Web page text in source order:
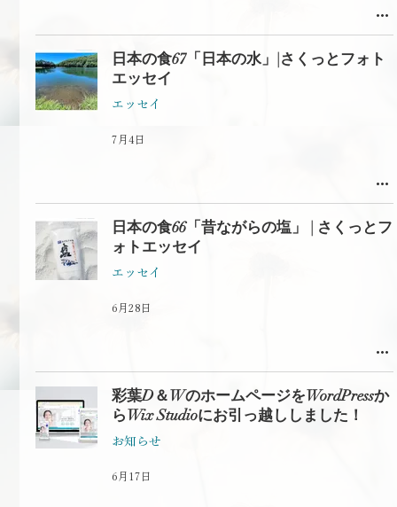
日本の食67「日本の水」|さくっとフォト
エッセイ
エッセイ
7月4日
日本の食66「昔ながらの塩」 | さくっとフ
ォトエッセイ
エッセイ
6月28日
彩葉D＆WのホームページをWordPressか
らWix Studioにお引っ越ししました！
お知らせ
6月17日